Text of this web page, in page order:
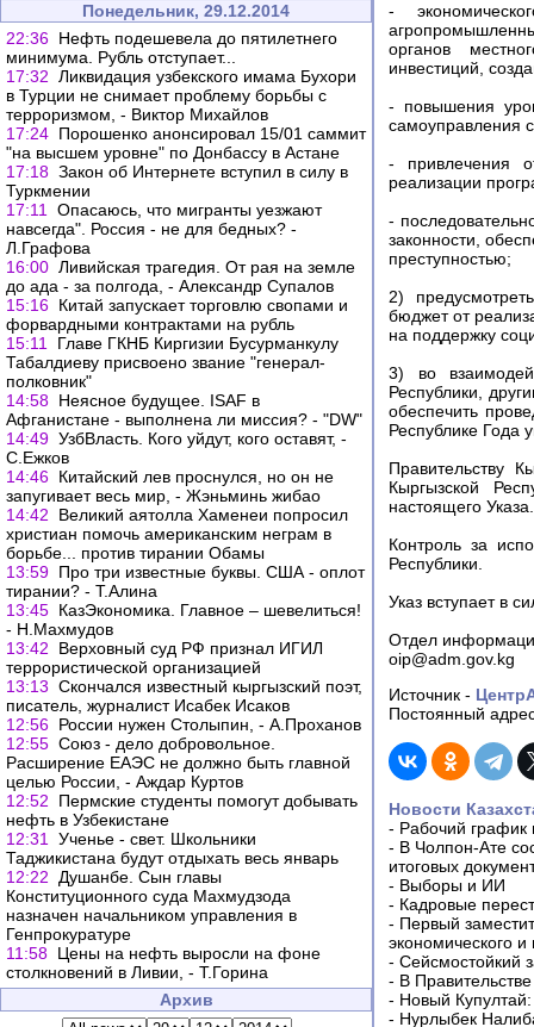
Понедельник, 29.12.2014
22:36 Нефть подешевела до пятилетнего
минимума. Рубль отступает...
17:32 Ликвидация узбекского имама Бухори
в Турции не снимает проблему борьбы с
терроризмом, - Виктор Михайлов
17:24 Порошенко анонсировал 15/01 саммит
"на высшем уровне" по Донбассу в Астане
17:18 Закон об Интернете вступил в силу в
Туркмении
17:11
Опасаюсь, что мигранты уезжают
навсегда". Россия - не для бедных? -
Л.Графова
16:00 Ливийская трагедия. От рая на земле
до ада - за полгода, - Александр Супалов
15:16 Китай запускает торговлю свопами и
форвардными контрактами на рубль
15:11
Главе ГКНБ Киргизии Бусурманкулу
Табалдиеву присвоено звание "генерал-
полковник"
14:58 Неясное будущее. ISAF в
Афганистане - выполнена ли миссия? - "DW"
14:49 УзбВласть. Кого уйдут, кого оставят, -
С.Ежков
14:46 Китайский лев проснулся, но он не
запугивает весь мир, - Жэньминь жибао
14:42
Великий аятолла Хаменеи попросил
христиан помочь американским неграм в
борьбе... против тирании Обамы
13:59 Про три известные буквы. США - оплот
тирании? - Т.Алина
13:45 КазЭкономика. Главное – шевелиться!
- Н.Махмудов
13:42
Верховный суд РФ признал ИГИЛ
террористической организацией
13:13 Скончался известный кыргызский поэт,
писатель, журналист Исабек Исаков
12:56 России нужен Столыпин, - А.Проханов
12:55 Союз - дело добровольное.
Расширение ЕАЭС не должно быть главной
целью России, - Аждар Куртов
12:52
Пермские студенты помогут добывать
нефть в Узбекистане
12:31
Ученье - свет. Школьники
Таджикистана будут отдыхать весь январь
12:22
Душанбе. Сын главы
Конституционного суда Махмудзода
назначен начальником управления в
Генпрокуратуре
11:58 Цены на нефть выросли на фоне
столкновений в Ливии, - Т.Горина
Архив
-
органов
инвестиций,
- повышения
самоуправления
- привлечения
реализации
-
законности,
преступностью;
2)
бюджет от
на поддержку
3) во
Республики,
обеспечить
Республике Года
Правительству
Кыргызской
настоящего Указа.
Контроль за
Республики.
Указ вступает в
Отдел
oip@adm.gov.kg
Источник -
Постоянный
Новости
- Рабочий график
- В Чолпон-Ате
итоговых
- Выборы и ИИ
- Кадровые
- Первый
экономического
- Сейсмостойкий
- В
- Новый
- Нурлыбек